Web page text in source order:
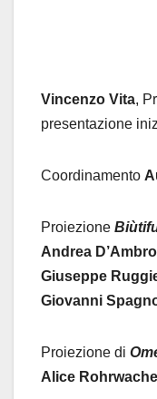
Vincenzo Vita,
presentazione
Coordinamento
Proiezione
Andrea
Giuseppe
Giovanni
Proiezione di
Alice